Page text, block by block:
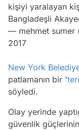
kişiyi yaralayan
Bangladeşli
— mehmet sumer
2017
New York
patlamanın bir '
söyledi.
Olay yerinde
güvenlik